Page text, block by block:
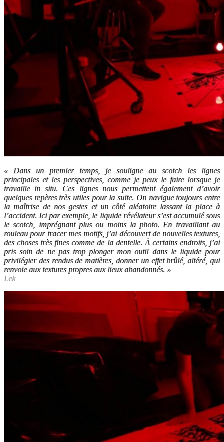
« Dans un premier temps, je souligne au scotch les lignes
principales et les perspectives, comme je peux le faire lorsque je
travaille in situ. Ces lignes nous permettent également d’avoir
quelques repères très utiles pour la suite. On navigue toujours entre
la maîtrise de nos gestes et un côté aléatoire lassant la place à
l’accident. Ici par exemple, le liquide révélateur s’est accumulé sous
le scotch, imprégnant plus ou moins la photo. En travaillant au
rouleau pour tracer mes motifs, j’ai découvert de nouvelles textures,
des choses très fines comme de la dentelle. À certains endroits, j’ai
pris soin de ne pas trop plonger mon outil dans le liquide pour
privilégier des rendus de matières, donner un effet brûlé, altéré, qui
renvoie aux textures propres aux lieux abandonnés. »
Lek